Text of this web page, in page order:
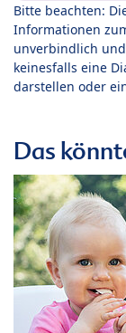
Bitte beachten:
Informationen
unverbindlich
keinesfalls eine
darstellen oder
Das